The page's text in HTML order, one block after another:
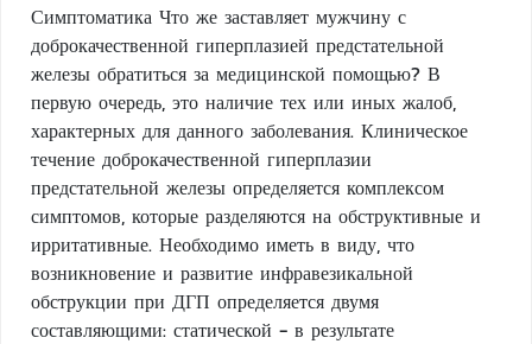
Симптоматика Что же заставляет мужчину с
доброкачественной гиперплазией предстательной
железы обратиться за медицинской помощью? В
первую очередь, это наличие тех или иных жалоб,
характерных для данного заболевания. Клиническое
течение доброкачественной гиперплазии
предстательной железы определяется комплексом
симптомов, которые разделяются на обструктивные и
ирритативные. Необходимо иметь в виду, что
возникновение и развитие инфравезикальной
обструкции при ДГП определяется двумя
составляющими: статической - в результате